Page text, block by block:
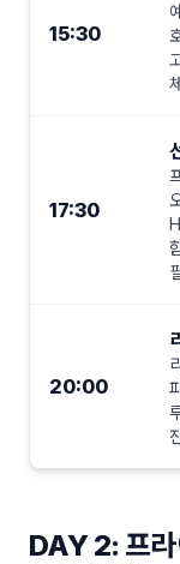
15:30
17:30
20:00
DAY 2: 프라